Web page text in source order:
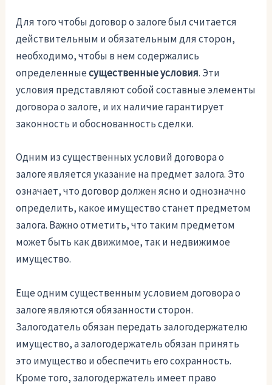
Для того чтобы договор о залоге был считается
действительным и обязательным для сторон,
необходимо, чтобы в нем содержались
определенныесущественные условия. Эти
условия представляют собой составные элементы
договора о залоге, и их наличие гарантирует
законность и обоснованность сделки.
Одним из существенных условий договора о
залоге является указание на предмет залога. Это
означает, что договор должен ясно и однозначно
определить, какое имущество станет предметом
залога. Важно отметить, что таким предметом
может быть как движимое, так и недвижимое
имущество.
Еще одним существенным условием договора о
залоге являются обязанности сторон.
Залогодатель обязан передать залогодержателю
имущество, а залогодержатель обязан принять
это имущество и обеспечить его сохранность.
Кроме того, залогодержатель имеет право